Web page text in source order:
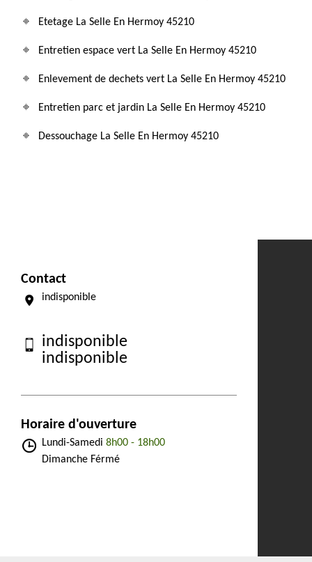
Etetage La Selle En Hermoy 45210
Entretien espace vert La Selle En Hermoy 45210
Enlevement de dechets vert La Selle En Hermoy 45210
Entretien parc et jardin La Selle En Hermoy 45210
Dessouchage La Selle En Hermoy 45210
Contact
indisponible
indisponible
indisponible
Horaire d'ouverture
Lundi-Samedi 8h00 - 18h00
Dimanche Férmé